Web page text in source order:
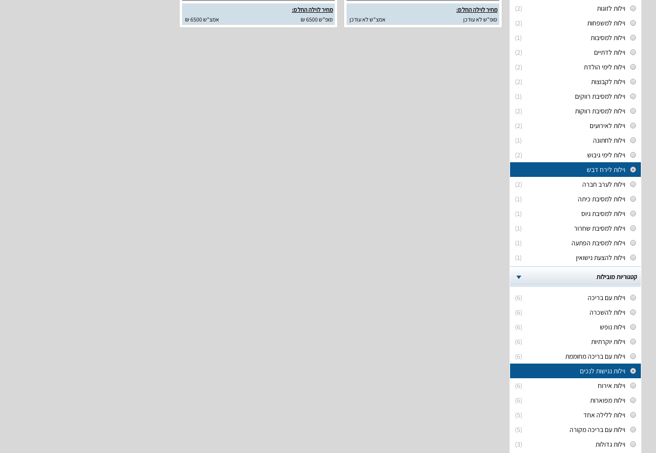
(2)
וילות לזוגות
(2)
וילות למשפחות
(1)
וילות למסיבות
(2)
וילות לדתיים
(2)
וילות לימי הולדת
(2)
וילות לקבוצות
(1)
וילות למסיבת רווקים
(2)
וילות למסיבת רווקות
(2)
וילות לאירועים
(1)
וילות לחתונה
(2)
וילות לימי גיבוש
וילות לירח דבש
(2)
וילות לערב חברה
(1)
וילות למסיבת כיתה
(1)
וילות למסיבת גיוס
(1)
וילות למסיבת שחרור
(1)
וילות למסיבת הפתעה
(1)
וילות להצעת נישואין
קטגוריות מובילות
(6)
וילות עם בריכה
(6)
וילות להשכרה
(6)
וילות נופש
(6)
וילות יוקרתיות
(6)
וילות עם בריכה מחוממת
וילות נגישות לנכים
(6)
וילות אירוח
(6)
וילות מפוארות
(5)
וילות ללילה אחד
(5)
וילות עם בריכה מקורה
(3)
וילות גדולות
מחיר לוילה החל מ:
סופ"ש לא עודכן
אמצ"ש לא עודכן
מחיר לוילה החל מ:
סופ"ש 6500 ₪
אמצ"ש 6500 ₪